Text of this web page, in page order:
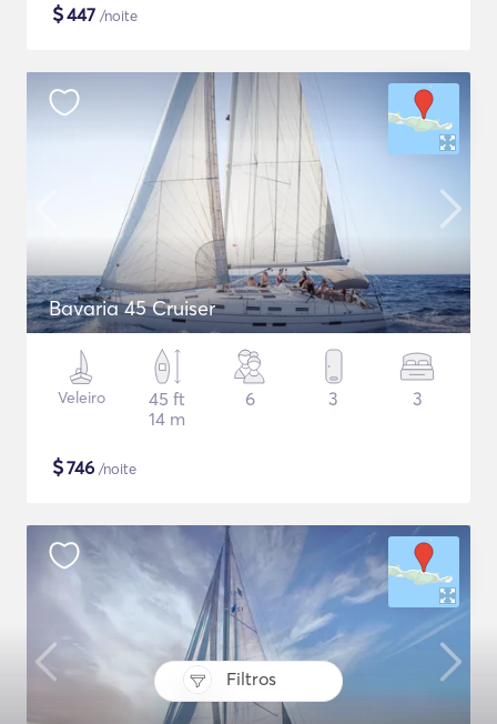
Filtros
$447 /noite
Bavaria 45 Cruiser
Veleiro
45 ft
14 m
6 3 3
$746 /noite